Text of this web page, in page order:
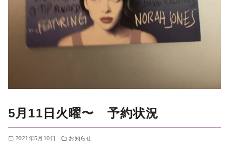
5月11日火曜〜 予約状況
2021年5月10日 お知らせ